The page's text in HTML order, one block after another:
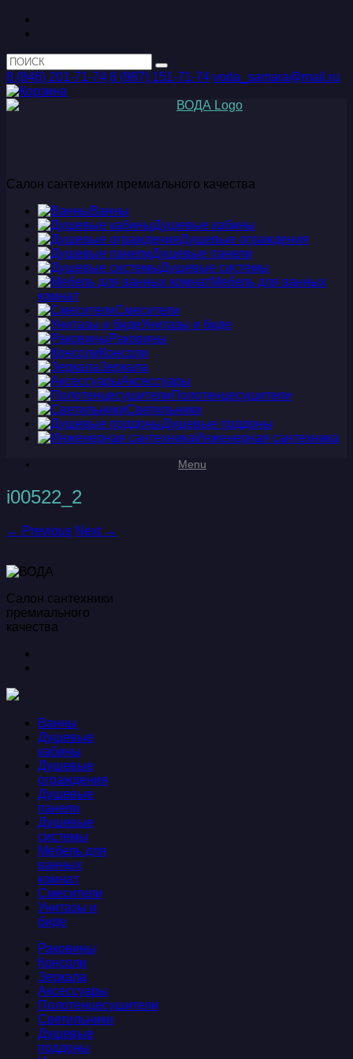
8 (846) 201-71-74 8 (987) 151-71-74 voda_samara@mail.ru
Салон сантехники премиального качества
Ванны
Душевые кабины
Душевые ограждения
Душевые панели
Душевые системы
Мебель для ванных
комнат
Смесители
Унитазы и биде
Раковины
Консоли
Зеркала
Аксессуары
Полотенцесушители
Светильники
Душевые поддоны
Инженерная сантехника
Menu
i00522_2
← Previous Next →
Салон сантехники
премиального
качества
Ванны
Душевые
кабины
Душевые
ограждения
Душевые
панели
Душевые
системы
Мебель для
ванных
комнат
Смесители
Унитазы и
биде
Раковины
Консоли
Зеркала
Аксессуары
Полотенцесушители
Светильники
Душевые
поддоны